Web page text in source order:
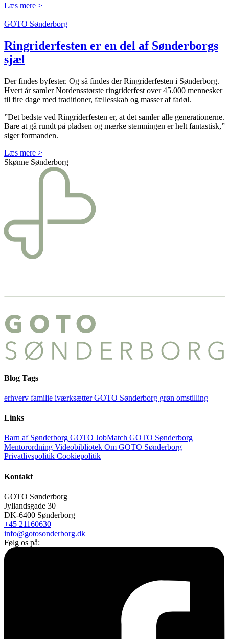
Læs mere >
GOTO Sønderborg
Ringrider­festen er en del af Sønderborgs
sjæl
Der findes byfester. Og så findes der Ringriderfesten i Sønderborg.
Hvert år samlerNordensstørste ringriderfest over45.000 mennesker
til fire dage med traditioner, fællesskab og masser af fadøl.
”Det bedste ved Ringriderfesten er, at det samler alle generationerne.
Bare at gå rundt på pladsen og mærke stemningen er helt fantastisk,”
siger formanden.
Læs mere >
Skønne Sønderborg
Blog Tags
erhverv familie iværksætterGOTO Sønderborg grøn omstilling
Links
Barn af Sønderborg GOTO JobMatch GOTO Sønderborg
Mentorordning Videobibliotek Om GOTO Sønderborg
Privatlivspolitik Cookiepolitik
Kontakt
GOTO Sønderborg
Jyllandsgade 30
DK-6400 Sønderborg
+45 21160630
info@gotosonderborg.dk
Følg os på: